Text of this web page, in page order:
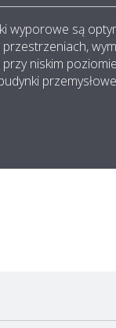
wyporowe są
niskim